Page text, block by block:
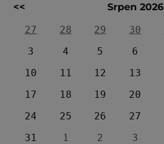
<< Srpen 2026
27
28 29 30
3
4 5 6
10
11 12 13
17
18 19 20
24
25 26 27
31
1 2 3